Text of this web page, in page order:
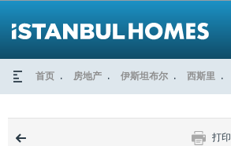
首页 房地产 伊斯坦布尔 西斯里
打印